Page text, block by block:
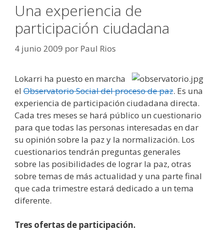
Una experiencia de
participación ciudadana
4 junio 2009 por Paul Rios
Lokarri ha puesto en marcha
el Observatorio Social del proceso de paz. Es una
experiencia de participación ciudadana directa.
Cada tres meses se hará público un cuestionario
para que todas las personas interesadas en dar
su opinión sobre la paz y la normalización. Los
cuestionarios tendrán preguntas generales
sobre las posibilidades de lograr la paz, otras
sobre temas de más actualidad y una parte final
que cada trimestre estará dedicado a un tema
diferente.
Tres ofertas de participación.